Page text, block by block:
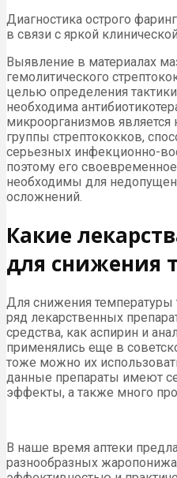
Диагностика острого
в связи с яркой
Выявление в материалах
гемолитического
целью определения
необходима
микроорганизмов
группы стрептококков,
серьезных инфекционно-
поэтому его
необходимы для
осложнений.
Какие
для снижения
Для снижения температуры
ряд лекарственных
средства, как аспирин и
применялись еще в
тоже можно их
данные препараты имеют
эффекты, а также много
В наше время аптеки
разнообразных